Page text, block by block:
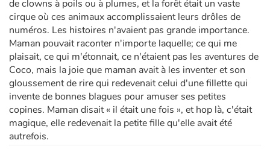
de clowns à poils ou à plumes, et la forêt était un vaste
cirque où ces animaux accomplissaient leurs drôles de
numéros. Les histoires n'avaient pas grande importance.
Maman pouvait raconter n'importe laquelle; ce qui me
plaisait, ce qui m'étonnait, ce n'étaient pas les aventures de
Coco, mais la joie que maman avait à les inventer et son
gloussement de rire qui redevenait celui d'une fillette qui
invente de bonnes blagues pour amuser ses petites
copines. Maman disait « il était une fois », et hop là, c'était
magique, elle redevenait la petite fille qu'elle avait été
autrefois.